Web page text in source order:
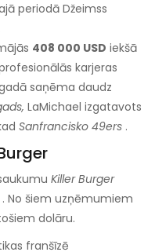
periodā Džeimss
408 000 USD iekšā
karjeras
saņēma daudz
LaMichael izgatavots
Sanfrancisko 49ers .
Killer Burger
. No šiem uzņēmumiem
dolāru.